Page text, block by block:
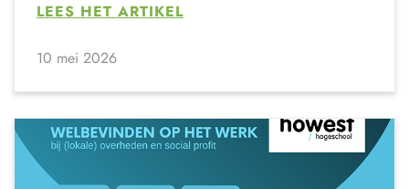
LEES HET ARTIKEL
10 mei 2026